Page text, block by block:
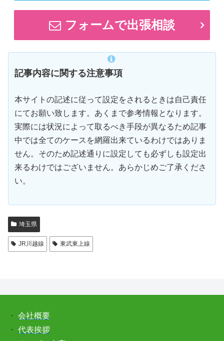
フォームで出張相談
記事内容に関する注意事項
本サイトの記述に従って設定をされるときは自己責任
にてお願い致します。あくまで参考情報となります。
実際には状況によって取るべき手段が異なるため記事
中では全てのケースを網羅出来ているわけではありま
せん。そのため記述通りに設定しても必ずしも設定出
来るわけではございません。あらかじめご了承くださ
い。
埼玉県
JR川越線 東武東上線
・ 会社概要
・ 代表挨拶